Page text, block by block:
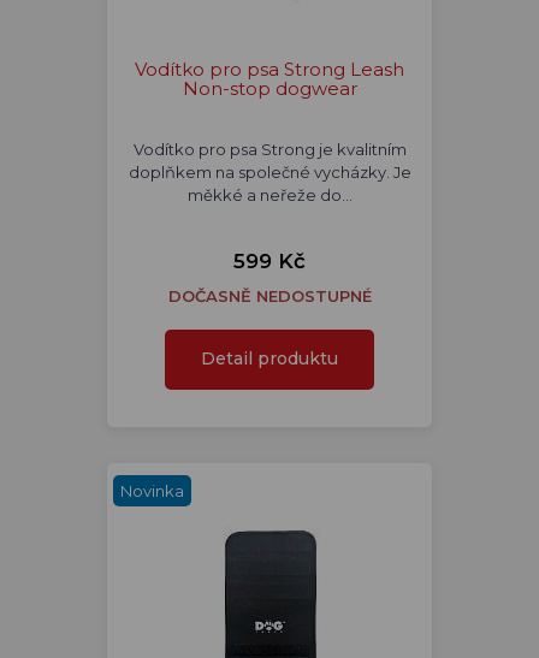
Vodítko pro psa Strong Leash
Non-stop dogwear
Vodítko pro psa Strong je kvalitním
doplňkem na společné vycházky. Je
měkké a neřeže do…
599 Kč
DOČASNĚ NEDOSTUPNÉ
Detail produktu
Novinka